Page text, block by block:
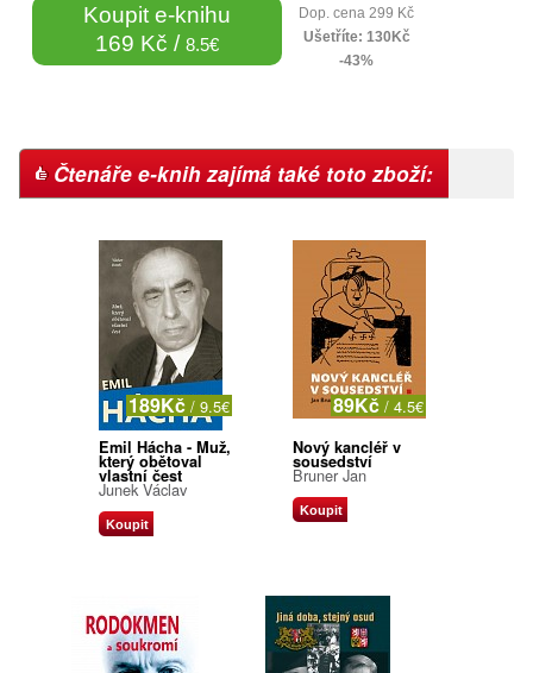
Koupit e-knihu
169 Kč / 8.5€
Dop. cena 299 Kč
Ušetříte: 130Kč
-43%
Čtenáře e-knih zajímá také toto zboží:
189Kč / 9.5€
Emil Hácha - Muž,
který obětoval
vlastní čest
Junek Václav
Koupit
89Kč / 4.5€
Nový kancléř v
sousedství
Bruner Jan
Koupit